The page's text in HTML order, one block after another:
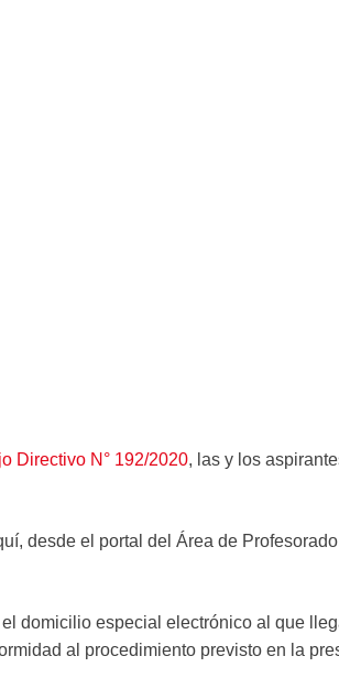
Directivo N° 192/2020, las y los
desde el portal del Área de
domicilio especial electrónico al que
al procedimiento previsto en la